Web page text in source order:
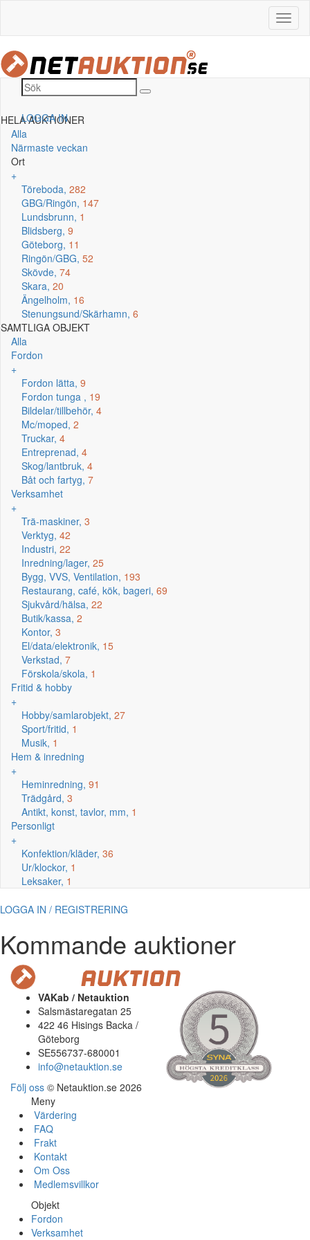
LOGGA IN
HELA AUKTIONER
Alla
Närmaste veckan
Ort
+
Töreboda, 282
GBG/Ringön, 147
Lundsbrunn, 1
Blidsberg, 9
Göteborg, 11
Ringön/GBG, 52
Skövde, 74
Skara, 20
Ängelholm, 16
Stenungsund/Skärhamn, 6
SAMTLIGA OBJEKT
Alla
Fordon
+
Fordon lätta, 9
Fordon tunga , 19
Bildelar/tillbehör, 4
Mc/moped, 2
Truckar, 4
Entreprenad, 4
Skog/lantbruk, 4
Båt och fartyg, 7
Verksamhet
+
Trä-maskiner, 3
Verktyg, 42
Industri, 22
Inredning/lager, 25
Bygg, VVS, Ventilation, 193
Restaurang, café, kök, bageri, 69
Sjukvård/hälsa, 22
Butik/kassa, 2
Kontor, 3
El/data/elektronik, 15
Verkstad, 7
Förskola/skola, 1
Fritid & hobby
+
Hobby/samlarobjekt, 27
Sport/fritid, 1
Musik, 1
Hem & inredning
+
Heminredning, 91
Trädgård, 3
Antikt, konst, tavlor, mm, 1
Personligt
+
Konfektion/kläder, 36
Ur/klockor, 1
Leksaker, 1
LOGGA IN / REGISTRERING
Kommande auktioner
VAKab / Netauktion
Salsmästaregatan 25
422 46 Hisings Backa /
Göteborg
SE556737-680001
info@netauktion.se
Följ oss © Netauktion.se 2026
Meny
Värdering
FAQ
Frakt
Kontakt
Om Oss
Medlemsvillkor
Objekt
Fordon
Verksamhet